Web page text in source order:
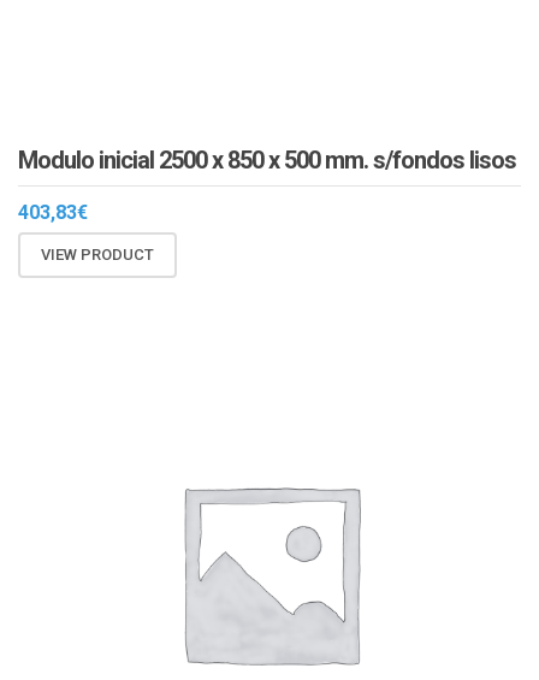
Modulo inicial 2500 x 850 x 500 mm. s/fondos lisos
403,83€
VIEW PRODUCT